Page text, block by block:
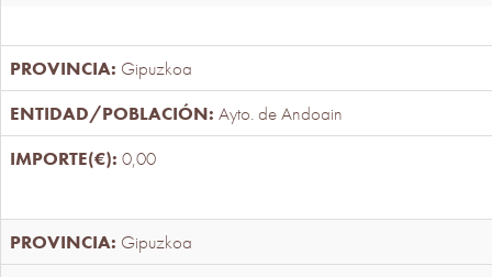
Gipuzkoa
Ayto. de Andoain
0,00
Gipuzkoa